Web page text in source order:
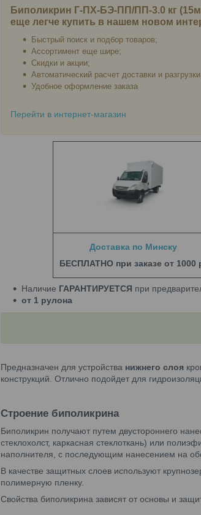
Биполикрин Г-ПХ-БЭ-ПП/ПП-3.0 кг
еще легче купить в нашем новом
Быстрый поиск и подбор товаров;
Ассортимент еще шире;
Скидки и акции;
Автоматический расчет доставки и
Удобное оформление заказа
Перейти в интернет-магазин
Доставка по Минску
БЕСПЛАТНО при заказе от 1000
Наличие ГАРАНТИРУЕТСЯ при
от 1 рулона
Предназначен для устройства нижнего слоя
конструкций. Отлично подойдет для
Строение биполикрина
Биполикрин получают путем двустороннего
стеклохолст, каркасная стеклоткань) или
наполнителя, с последующим нанесением на
В качестве защитных слоев используют
полимерную пленку.
Свойства биполикрина зависят от основы и